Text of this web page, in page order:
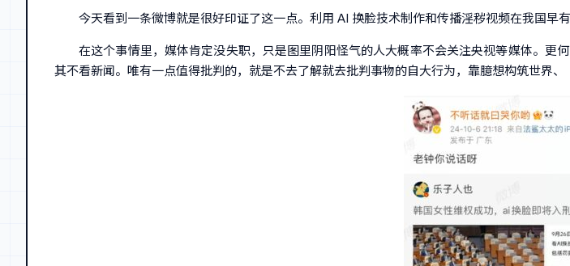
今天看到一条微博就是很好印证了这一点。利用 AI 换脸技术制作和传播淫秽视频在我国早
在这个事情里，媒体肯定没失职，只是图里阴阳怪气的人大概率不会关注央视等媒体。
其不看新闻。唯有一点值得批判的，就是不去了解就去批判事物的自大行为，靠臆想构筑世界、